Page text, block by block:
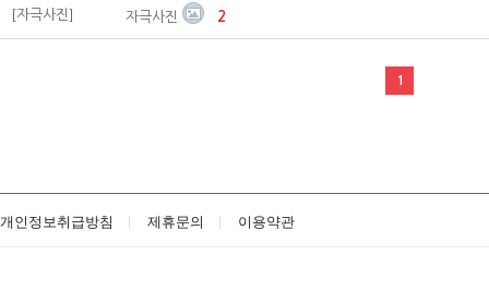
[자극사진] 자극사진 2
1
개인정보취급방침 제휴문의 이용약관